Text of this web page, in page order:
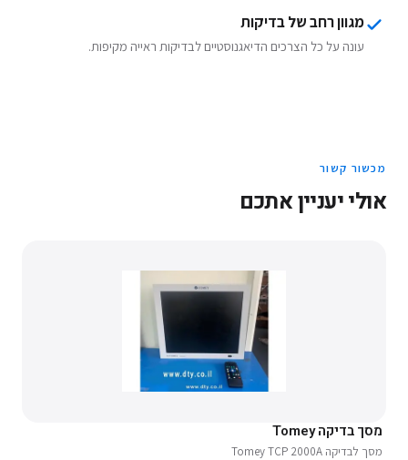
מגוון רחב של בדיקות
עונה על כל הצרכים הדיאגנוסטיים לבדיקות ראייה מקיפות.
מכשור קשור
אולי יעניין אתכם
מסך בדיקה Tomey
מסך לבדיקה Tomey TCP 2000A